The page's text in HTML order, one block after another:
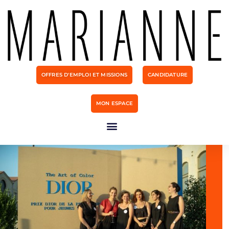
OFFRES D'EMPLOI ET MISSIONS CANDIDATURE
MON ESPACE